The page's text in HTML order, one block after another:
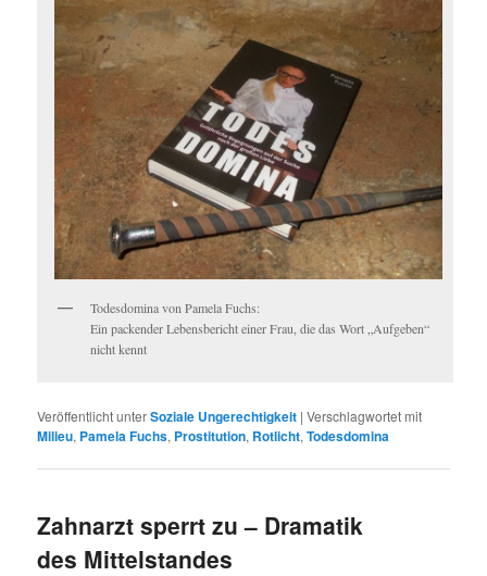
Todesdomina von Pamela Fuchs:
Ein packender Lebensbericht einer Frau, die das Wort „Aufgeben“
nicht kennt
Veröffentlicht unterSoziale Ungerechtigkeit |Verschlagwortet mit
Milieu, Pamela Fuchs, Prostitution, Rotlicht,Todesdomina
Zahnarzt sperrt zu – Dramatik
des Mittelstandes